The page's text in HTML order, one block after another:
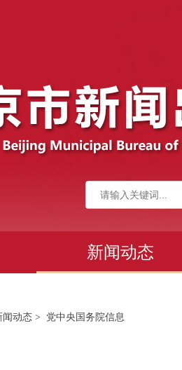
新闻动态
闻动态 > 党中央国务院信息